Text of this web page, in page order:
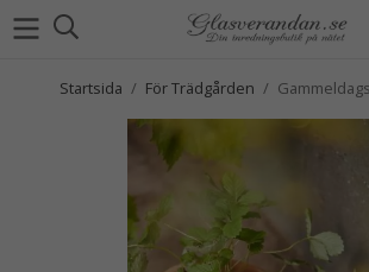
Startsida / För Trädgården /